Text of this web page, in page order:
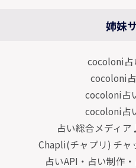
姉妹
cocoloni占
cocoloni
cocoloni占
cocoloni占
占い総合メディ
Chapli(チャプリ) チャ
占いAPI・占い制作